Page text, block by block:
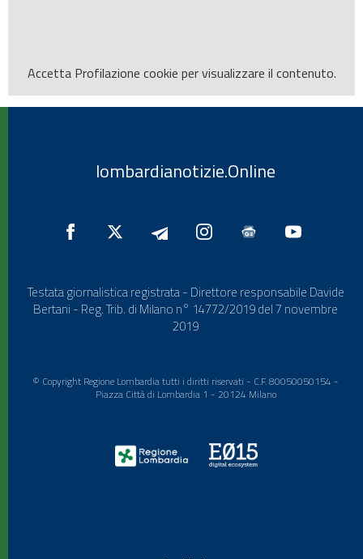
Accetta Profilazione cookie per visualizzare il contenuto.
lombardianotizie.Online
Testata giornalistica registrata - Direttore responsabile Davide
Bertani - Reg. Trib. di Milano n° 14772/2019 del 7 novembre
2019
© Copyright Regione Lombardia tutti i diritti riservati - C.F. 80050050154 -
Piazza Città di Lombardia 1 - 20124 Milano